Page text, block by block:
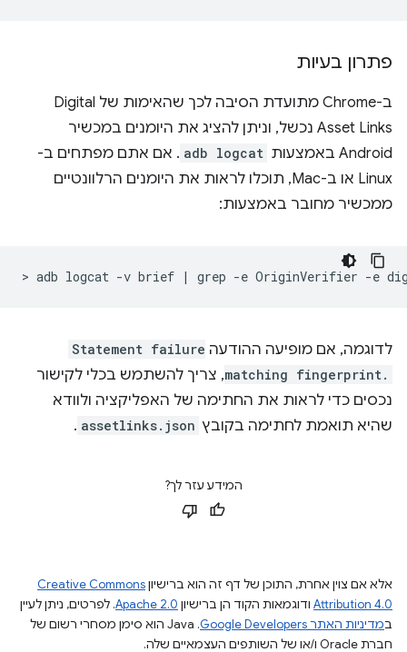
פתרון בעיות
ב-Chrome מתועדת הסיבה לכך שהאימות של Digital
Asset Links נכשל, וניתן להציג את היומנים במכשיר
Android באמצעות
adb logcat . אם אתם מפתחים ב-
Linux או ב-Mac, תוכלו לראות את היומנים הרלוונטיים
ממכשיר מחובר באמצעות:
> adb logcat -v brief | grep -e OriginVerifier -e
לדוגמה, אם מופיעה ההודעה Statement failure
matching fingerprint., צריך להשתמש בכלי לקישור
נכסים כדי לראות את החתימה של האפליקציה ולוודא
שהיא תואמת לחתימה בקובץ assetlinks.json
.
המידע עזר לך?
אלא אם צוין אחרת, התוכן של דף זה הוא ברישיוןCreative Commons
Attribution 4.0 ודוגמאות הקוד הן ברישיון Apache 2.0. לפרטים, ניתן לעיין
במדיניות האתר Google Developers‏
.‏ Java הוא סימן מסחרי רשום של
חברת Oracle ו/או של השותפים העצמאיים שלה.